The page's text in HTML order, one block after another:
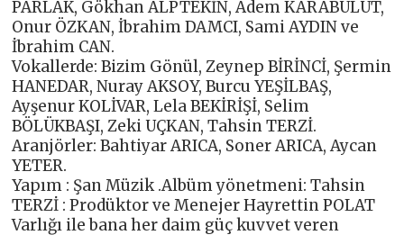
PARLAK, Gökhan ALPTEKİN, Adem KARABULUT,
Onur ÖZKAN, İbrahim DAMCI, Sami AYDIN ve
İbrahim CAN.
Vokallerde: Bizim Gönül, Zeynep BİRİNCİ, Şermin
HANEDAR, Nuray AKSOY, Burcu YEŞİLBAŞ,
Ayşenur KOLİVAR, Lela BEKİRİŞİ, Selim
BÖLÜKBAŞI, Zeki UÇKAN, Tahsin TERZİ.
Aranjörler: Bahtiyar ARICA, Soner ARICA, Aycan
YETER.
Yapım : Şan Müzik .Albüm yönetmeni: Tahsin
TERZİ : Prodüktor ve Menejer Hayrettin POLAT
Varlığı ile bana her daim güç kuvvet veren